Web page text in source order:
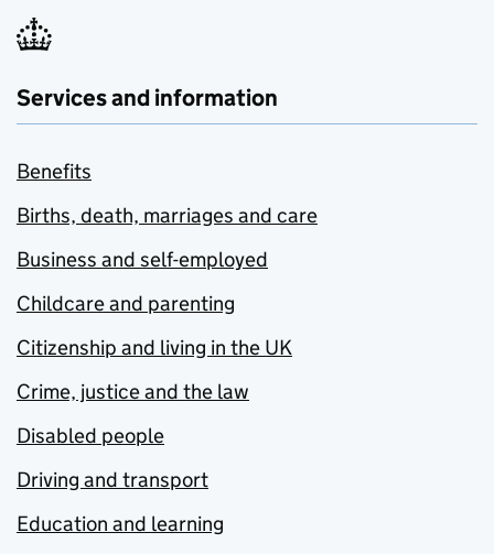
Services and information
Benefits
Births, death, marriages and care
Business and self-employed
Childcare and parenting
Citizenship and living in the UK
Crime, justice and the law
Disabled people
Driving and transport
Education and learning